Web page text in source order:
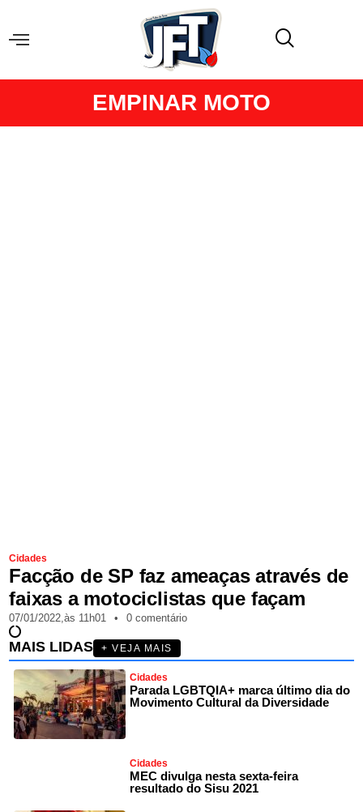
EMPINAR MOTO
Cidades
Facção de SP faz ameaças através de
faixas a motociclistas que façam
07/01/2022,às 11h01 • 0 comentário
MAIS LIDAS + VEJA MAIS
Cidades
Parada LGBTQIA+ marca último dia do
Movimento Cultural da Diversidade
Cidades
MEC divulga nesta sexta-feira
resultado do Sisu 2021